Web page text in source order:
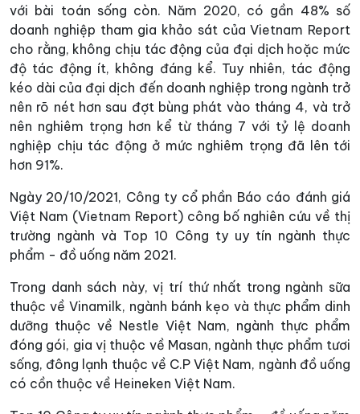
với bài toán sống còn. Năm 2020, có gần 48% số
doanh nghiệp tham gia khảo sát của Vietnam Report
cho rằng, không chịu tác động của đại dịch hoặc mức
độ tác động ít, không đáng kể. Tuy nhiên, tác động
kéo dài của đại dịch đến doanh nghiệp trong ngành trở
nên rõ nét hơn sau đợt bùng phát vào tháng 4, và trở
nên nghiêm trọng hơn kể từ tháng 7 với tỷ lệ doanh
nghiệp chịu tác động ở mức nghiêm trọng đã lên tới
hơn 91%.
Ngày 20/10/2021, Công ty cổ phần Báo cáo đánh giá
Việt Nam (Vietnam Report) công bố nghiên cứu về thị
trường ngành và Top 10 Công ty uy tín ngành thực
phẩm - đồ uống năm 2021.
Trong danh sách này, vị trí thứ nhất trong ngành sữa
thuộc về Vinamilk, ngành bánh kẹo và thực phẩm dinh
dưỡng thuộc về Nestle Việt Nam, ngành thực phẩm
đóng gói, gia vị thuộc về Masan, ngành thực phẩm tươi
sống, đông lạnh thuộc về C.P Việt Nam, ngành đồ uống
có cồn thuộc về Heineken Việt Nam.